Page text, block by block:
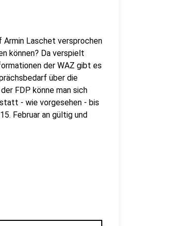
Armin Laschet versprochen
können? Da verspielt
der WAZ gibt es
über die
FDP könne man sich
- wie vorgesehen - bis
Februar an gültig und